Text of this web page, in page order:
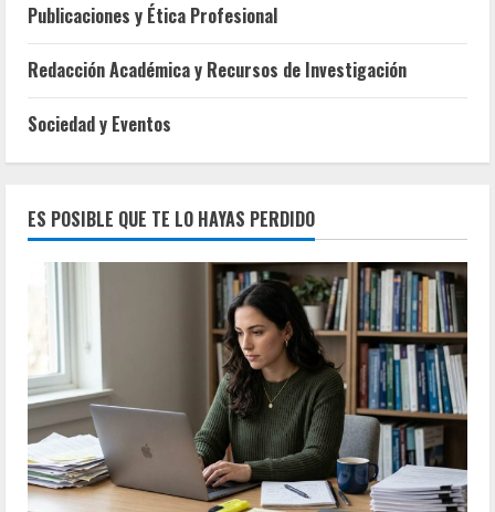
Publicaciones y Ética Profesional
Redacción Académica y Recursos de Investigación
Sociedad y Eventos
ES POSIBLE QUE TE LO HAYAS PERDIDO